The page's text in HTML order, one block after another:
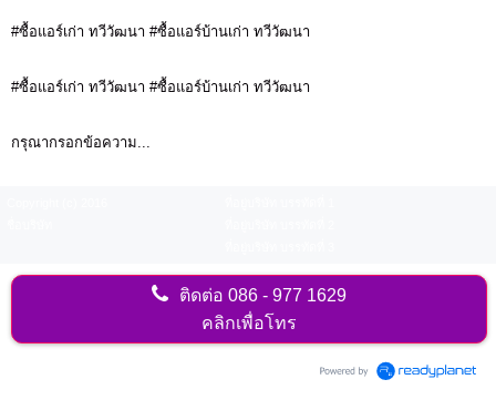
#ซื้อแอร์เก่า ทวีวัฒนา #ซื้อแอร์บ้านเก่า ทวีวัฒนา
#ซื้อแอร์เก่า ทวีวัฒนา #ซื้อแอร์บ้านเก่า ทวีวัฒนา
กรุณากรอกข้อความ...
ติดต่อ 086 - 977 1629
คลิกเพื่อโทร